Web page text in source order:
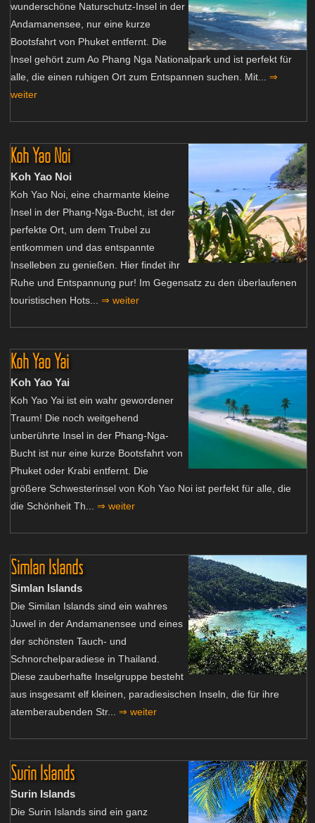
wunderschöne Naturschutz-Insel in der
Andamanensee, nur eine kurze
Bootsfahrt von Phuket entfernt. Die
Insel gehört zum Ao Phang Nga Nationalpark und ist perfekt für
alle, die einen ruhigen Ort zum Entspannen suchen. Mit... ⇒
weiter
Koh Yao Noi
Koh Yao Noi
Koh Yao Noi, eine charmante kleine
Insel in der Phang-Nga-Bucht, ist der
perfekte Ort, um dem Trubel zu
entkommen und das entspannte
Inselleben zu genießen. Hier findet ihr
Ruhe und Entspannung pur! Im Gegensatz zu den überlaufenen
touristischen Hots... ⇒ weiter
Koh Yao Yai
Koh Yao Yai
Koh Yao Yai ist ein wahr gewordener
Traum! Die noch weitgehend
unberührte Insel in der Phang-Nga-
Bucht ist nur eine kurze Bootsfahrt von
Phuket oder Krabi entfernt. Die
größere Schwesterinsel von Koh Yao Noi ist perfekt für alle, die
die Schönheit Th... ⇒ weiter
Simlan Islands
Simlan Islands
Die Similan Islands sind ein wahres
Juwel in der Andamanensee und eines
der schönsten Tauch- und
Schnorchelparadiese in Thailand.
Diese zauberhafte Inselgruppe besteht
aus insgesamt elf kleinen, paradiesischen Inseln, die für ihre
atemberaubenden Str... ⇒ weiter
Surin Islands
Surin Islands
Die Surin Islands sind ein ganz